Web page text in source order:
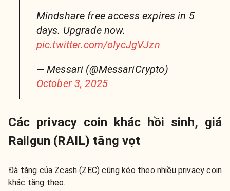
Mindshare free access expires in 5
days. Upgrade now.
pic.twitter.com/oIycJgVJzn
— Messari (@MessariCrypto)
October 3, 2025
Các privacy coin khác hồi sinh, giá
Railgun (RAIL) tăng vọt
Đà tăng của Zcash (ZEC) cũng kéo theo nhiều privacy coin
khác tăng theo.